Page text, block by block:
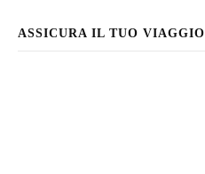
ASSICURA IL TUO VIAGGIO